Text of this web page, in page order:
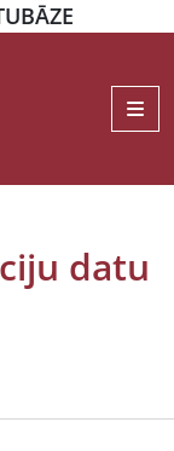
datu